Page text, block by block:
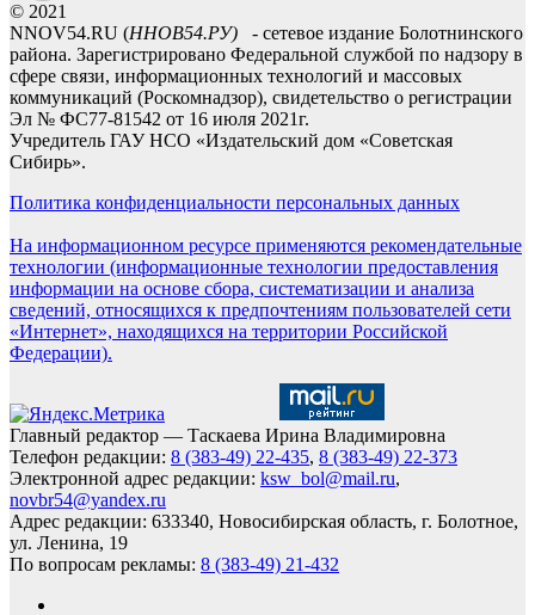
© 2021
NNOV54.RU (ННОВ54.РУ) - сетевое издание Болотнинского
района. Зарегистрировано Федеральной службой по надзору в
сфере связи, информационных технологий и массовых
коммуникаций (Роскомнадзор), свидетельство о регистрации
Эл № ФС77-81542 от 16 июля 2021г.
Учредитель ГАУ НСО «Издательский дом «Советская
Сибирь».
Политика конфиденциальности персональных данных
На информационном ресурсе применяются рекомендательные
технологии (информационные технологии предоставления
информации на основе сбора, систематизации и анализа
сведений, относящихся к предпочтениям пользователей сети
«Интернет», находящихся на территории Российской
Федерации).
Главный редактор — Таскаева Ирина Владимировна
Телефон редакции: 8 (383-49) 22-435, 8 (383-49) 22-373
Электронной адрес редакции: ksw_bol@mail.ru,
novbr54@yandex.ru
Адрес редакции: 633340, Новосибирская область, г. Болотное,
ул. Ленина, 19
По вопросам рекламы: 8 (383-49) 21-432